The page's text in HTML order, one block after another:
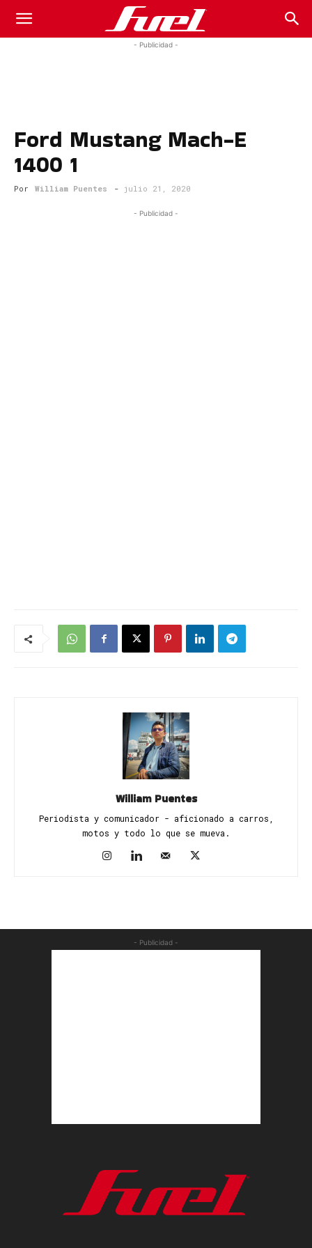
Fuel
Magazine
- Publicidad -
Ford Mustang Mach-E
1400 1
Por William Puentes - julio 21, 2020
- Publicidad -
William Puentes
Periodista y comunicador - aficionado a carros,
motos y todo lo que se mueva.
- Publicidad -